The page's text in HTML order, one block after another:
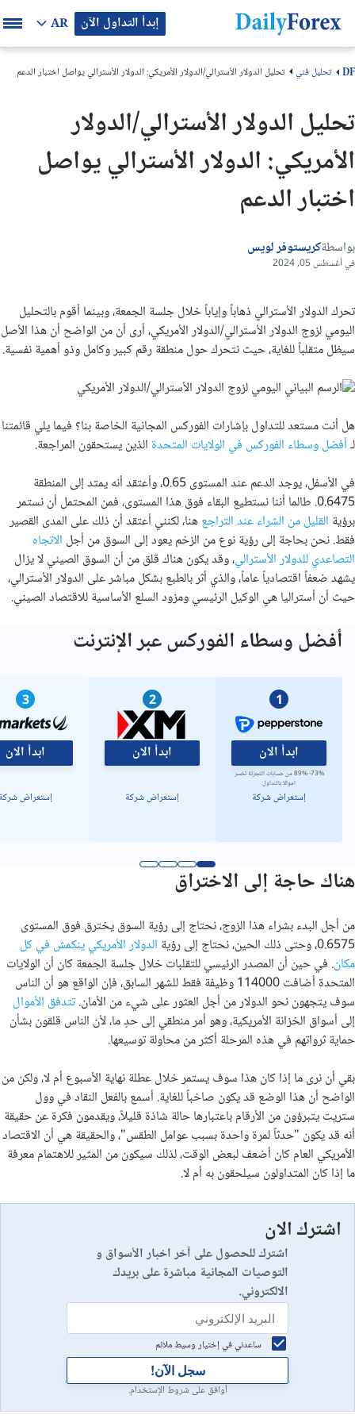
إبدأ التداول الآن AR
DF تحليل فني تحليل الدولار الأسترالي/الدولار الأمريكي: الدولار الأسترالي يواصل اختبار الدعم
تحليل الدولار الأسترالي/الدولار
الأمريكي: الدولار الأسترالي يواصل
اختبار الدعم
بواسطةكريستوفر لويس
في أغسطس 05, 2024
تحرك الدولار الأسترالي ذهاباً وإياباً خلال جلسة الجمعة، وبينما أقوم بالتحليل
اليومي لزوج الدولار الأسترالي/الدولار الأمريكي، أرى أن من الواضح أن هذا الأصل
سيظل متقلباً للغاية، حيث نتحرك حول منطقة رقم كبير وكامل وذو أهمية نفسية.
هل أنت مستعد للتداول بإشارات الفوركس المجانية الخاصة بنا؟ فيما يلي قائمتنا
لـأفضل وسطاء الفوركس في الولايات المتحدة الذين يستحقون المراجعة.
في الأسفل، يوجد الدعم عند المستوى 0.65، وأعتقد أنه يمتد إلى المنطقة
0.6475. طالما أننا نستطيع البقاء فوق هذا المستوى، فمن المحتمل أن نستمر
برؤية القليل من الشراء عند التراجعهنا، لكنني أعتقد أن ذلك على المدى القصير
فقط. نحن بحاجة إلى رؤية نوع من الزخم يعود إلى السوق من أجل الاتجاه
التصاعدي للدولار الأسترالي، وقد يكون هناك قلق من أن السوق الصيني لا يزال
يشهد ضعفاً اقتصادياً عاماً، والذي أثر بالطبع بشكل مباشر على الدولار الأسترالي،
حيث أن أستراليا هي الوكيل الرئيسي ومزود السلع الأساسية للاقتصاد الصيني.
أفضل وسطاء الفوركس عبر الإنترنت
1
ابدأ الان
73%- 89% من حسابات التجزئة تخسر
اموالا بالتداول
إستعراض شركة
2
ابدأ الان
إستعراض شركة
3
ابدأ الان
إستعراض
هناك حاجة إلى الاختراق
من أجل البدء بشراء هذا الزوج، نحتاج إلى رؤية السوق يخترق فوق المستوى
0.6575، وحتى ذلك الحين، نحتاج إلى رؤية
الدولار الأمريكي ينكمش في كل
مكان. في حين أن المصدر الرئيسي للتقلبات خلال جلسة الجمعة كان أن الولايات
المتحدة أضافت 114000 وظيفة فقط للشهر السابق، فإن الواقع هو أن الناس
سوف يتجهون نحو الدولار من أجل العثور على شيء من الأمان.تتدفق الأموال
إلى أسواق الخزانة الأمريكية، وهو أمر منطقي إلى حدٍ ما، لأن الناس قلقون بشأن
حماية ثرواتهم في هذه المرحلة أكثر من محاولة توسيعها.
بقي أن نرى ما إذا كان هذا سوف يستمر خلال عطلة نهاية الأسبوع أم لا، ولكن من
الواضح أن هذا الوضع قد يكون صاخباً للغاية. أسمع بالفعل النقاد في وول
ستريت يتبرؤون من الأرقام باعتبارها حالة شاذة قليلاً، ويقدمون فكرة عن حقيقة
أنه قد يكون "حدثاً لمرة واحدة بسبب عوامل الطقس"، والحقيقة هي أن الاقتصاد
الأمريكي العام كان أضعف لبعض الوقت، لذلك سيكون من المثير للاهتمام معرفة
ما إذا كان المتداولون سيلحقون به أم لا.
اشترك الان
اشترك للحصول على آخر اخبار الأسواق و
التوصيات المجانية مباشرة على بريدك
الالكتروني.
ساعدني في إختيار وسيط ملائم
سجل الآن!
أوافق على شروط الإستخدام.